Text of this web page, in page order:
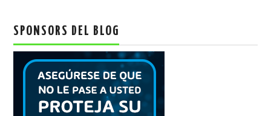
SPONSORS DEL BLOG